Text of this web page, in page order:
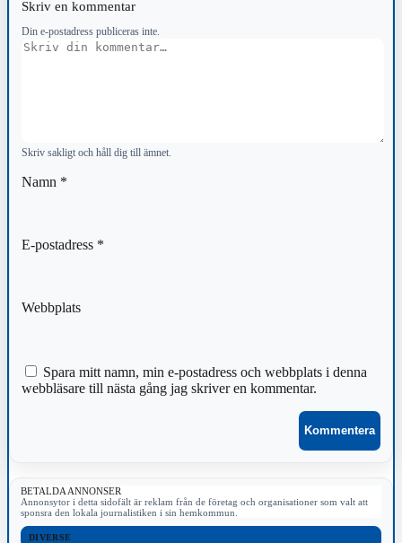
Skriv en kommentar
Din e-postadress publiceras inte.
Kommentar
Skriv sakligt och håll dig till ämnet.
Namn *
E-postadress *
Webbplats
Spara mitt namn, min e-postadress och webbplats i denna
webbläsare till nästa gång jag skriver en kommentar.
BETALDA ANNONSER
Annonsytor i detta sidofält är reklam från de företag och organisationer som valt att
sponsra den lokala journalistiken i sin hemkommun.
DIVERSE